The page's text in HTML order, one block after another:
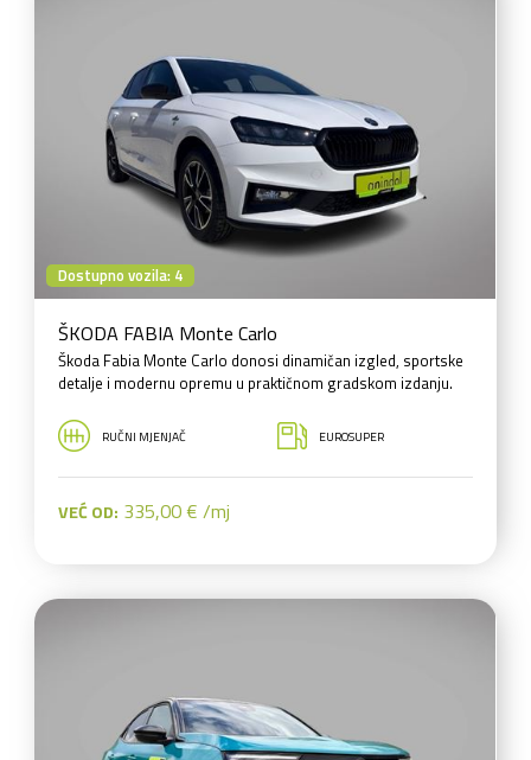
Dostupno vozila: 4
ŠKODA FABIA Monte Carlo
Škoda Fabia Monte Carlo donosi dinamičan izgled, sportske
detalje i modernu opremu u praktičnom gradskom izdanju.
RUČNI MJENJAČ EUROSUPER
VEĆ OD: 335,00 € /mj